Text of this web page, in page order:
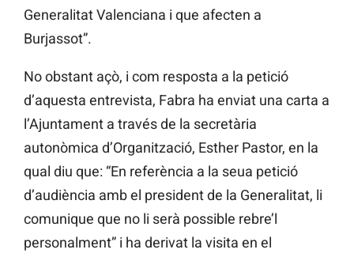
Generalitat Valenciana i que afecten a
Burjassot”.
No obstant açò, i com resposta a la petició
d’aquesta entrevista, Fabra ha enviat una carta a
l’Ajuntament a través de la secretària
autonòmica d’Organització, Esther Pastor, en la
qual diu que: “En referència a la seua petició
d’audiència amb el president de la Generalitat, li
comunique que no li serà possible rebre’l
personalment” i ha derivat la visita en el